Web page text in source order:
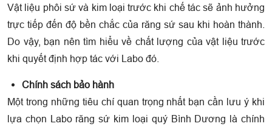
Vật liệu phôi sứ và kim loại trước khi chế tác sẽ ảnh hưởng
trực tiếp đến độ bền chắc của răng sứ sau khi hoàn thành.
Do vậy, bạn nên tìm hiểu về chất lượng của vật liệu trước
khi quyết định hợp tác với Labo đó.
Chính sách bảo hành
Một trong những tiêu chí quan trọng nhất bạn cần lưu ý khi
lựa chọn Labo răng sứ kim loại quý Bình Dương là chính